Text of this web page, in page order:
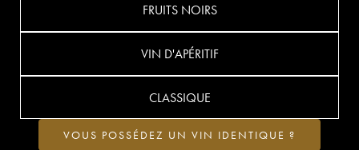
FRUITS NOIRS
VIN D'APÉRITIF
CLASSIQUE
VOUS POSSÉDEZ UN VIN IDENTIQUE ?